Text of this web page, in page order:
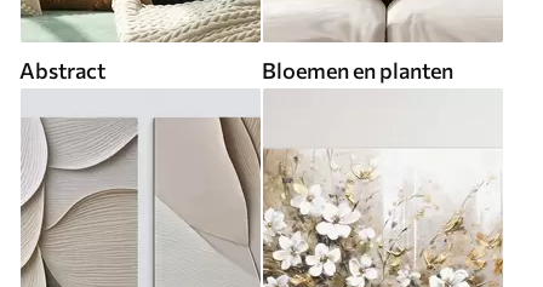
Abstract Bloemen en planten